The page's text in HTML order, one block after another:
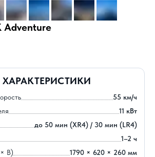
Adventure
55 км/ч
11 кВт
до 50 мин (XR4) / 30 мин (LR4)
1–2 ч
В)
1790 × 620 × 260 мм